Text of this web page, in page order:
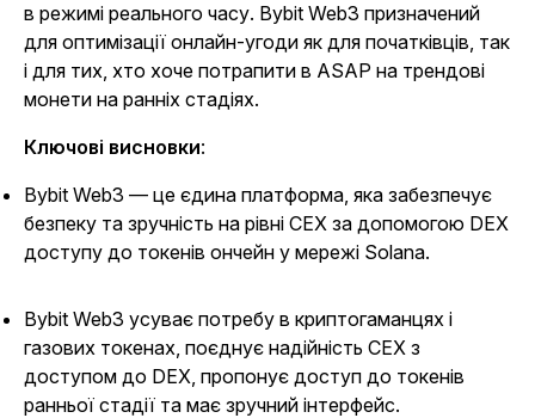
в режимі реального часу. Bybit Web3 призначений
для оптимізації онлайн-угоди як для початківців, так
і для тих, хто хоче потрапити в ASAP на трендові
монети на ранніх стадіях.
Ключові висновки:
Bybit Web3 — це єдина платформа, яка забезпечує
безпеку та зручність на рівні CEX за допомогою DEX
доступу до токенів ончейн у мережі Solana.
Bybit Web3 усуває потребу в криптогаманцях і
газових токенах, поєднує надійність CEX з
доступом до DEX, пропонує доступ до токенів
ранньої стадії та має зручний інтерфейс.